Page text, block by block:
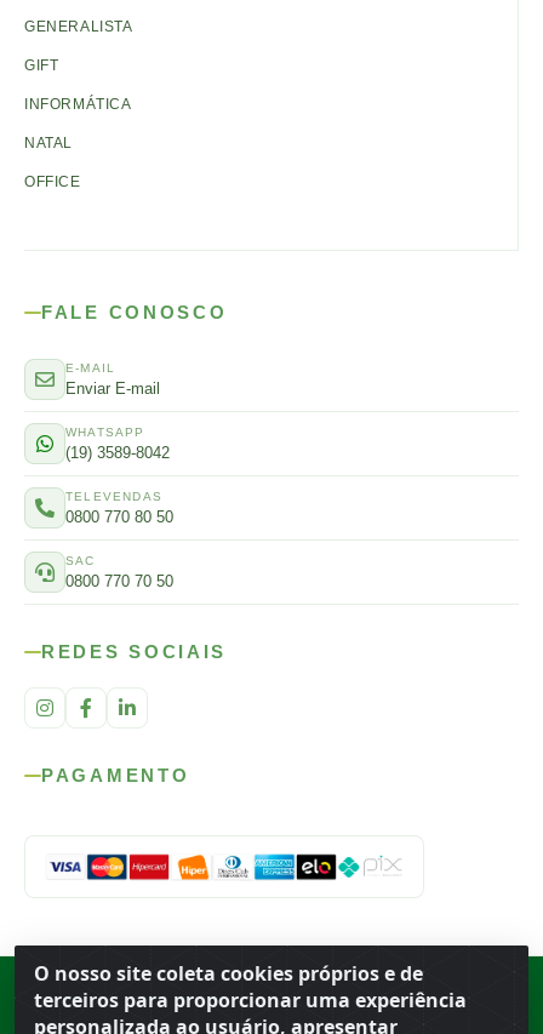
O nosso site coleta cookies próprios e de
terceiros para proporcionar uma experiência
personalizada ao usuário, apresentar
GENERALISTA
GIFT
INFORMÁTICA
NATAL
OFFICE
FALE CONOSCO
E-MAIL
Enviar E-mail
WHATSAPP
(19) 3589-8042
TELEVENDAS
0800 770 80 50
SAC
0800 770 70 50
REDES SOCIAIS
PAGAMENTO
Rod. SP-215, s/n, km 98 — Área Rural Porto Ferreira ·BR
· CEP
· CNPJ 56.679.863/0001-91